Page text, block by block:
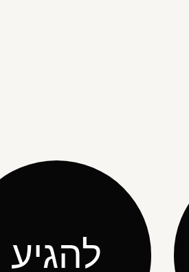
להגיע